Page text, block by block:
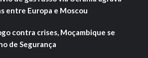
entre Europa e Moscou
contra crises, Moçambique se
de Segurança